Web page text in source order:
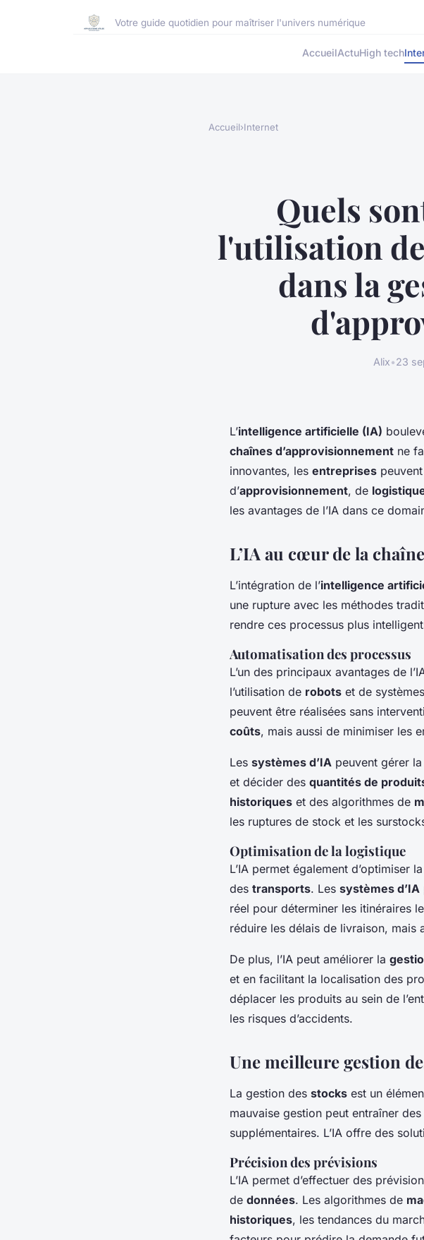
Votre guide quotidien pour maîtriser l'univers numérique
AccueilActuHigh tech
Accueil›Internet
Quels
l'utilisation
dans la
Alix•23
L’intelligence artificielle (IA)
chaînes d’approvisionnement ne
innovantes, les entreprises
d’approvisionnement, de
les avantages de l’IA dans ce
L’IA au cœur de la
L’intégration de l’intelligence
une rupture avec les méthodes
rendre ces processus plus
Automatisation des processus
L’un des principaux avantages de
l’utilisation de robots et de
peuvent être réalisées sans
coûts, mais aussi de minimiser les
Les systèmes d’IA peuvent gérer la
et décider des quantités de
historiques et des algorithmes de
les ruptures de stock et les
Optimisation de la logistique
L’IA permet également d’optimiser la
des transports. Les systèmes d’IA
réel pour déterminer les itinéraires
réduire les délais de livraison, mais
De plus, l’IA peut améliorer la
et en facilitant la localisation des
déplacer les produits au sein de
les risques d’accidents.
Une meilleure gestion
La gestion des stocks est un
mauvaise gestion peut entraîner
supplémentaires. L’IA offre des
Précision des prévisions
L’IA permet d’effectuer des
de données. Les algorithmes de
historiques, les tendances du